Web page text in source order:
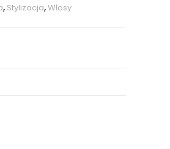
, Stylizacja,Włosy